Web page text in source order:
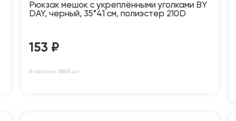
Рюкзак мешок с укреплёнными уголками BY
DAY, черный, 35*41 см, полиэстер 210D
153 ₽
В наличии: 58855 шт